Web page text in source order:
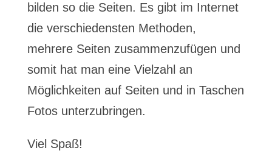
bilden so die Seiten. Es gibt im Internet
die verschiedensten Methoden,
mehrere Seiten zusammenzufügen und
somit hat man eine Vielzahl an
Möglichkeiten auf Seiten und in Taschen
Fotos unterzubringen.
Viel Spaß!